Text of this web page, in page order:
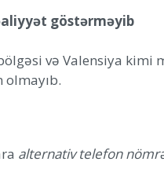
göstərməyib
və Valensiya kimi
alternativ telefon